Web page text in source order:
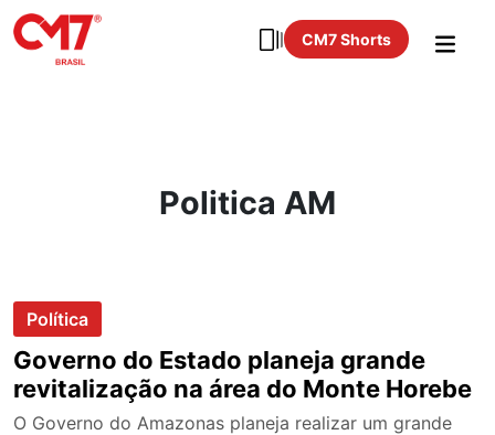
CM7 Shorts
Politica AM
Política
Governo do Estado planeja grande
revitalização na área do Monte Horebe
O Governo do Amazonas planeja realizar um grande